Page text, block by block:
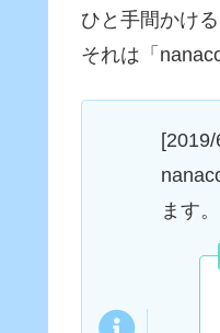
ひと手間かけ
それは「
ます。